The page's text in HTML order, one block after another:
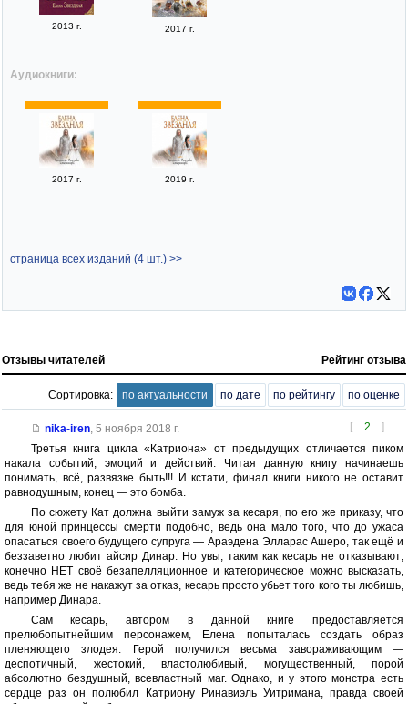
2013 г. 2017 г.
Аудиокниги:
2017 г. 2019 г.
страница всех изданий (4 шт.) >>
Отзывы читателей Рейтинг отзыва
Сортировка: по актуальности по дате по рейтингу по оценке
[ 2 ]
nika-iren, 5 ноября 2018 г.
Третья книга цикла «Катриона» от предыдущих отличается пиком
накала событий, эмоций и действий. Читая данную книгу начинаешь
понимать, всё, развязке быть!!! И кстати, финал книги никого не оставит
равнодушным, конец — это бомба.
По сюжету Кат должна выйти замуж за кесаря, по его же приказу, что
для юной принцессы смерти подобно, ведь она мало того, что до ужаса
опасаться своего будущего супруга — Араэдена Элларас Ашеро, так ещё и
беззаветно любит айсир Динар. Но увы, таким как кесарь не отказывают;
конечно НЕТ своё безапелляционное и категорическое можно высказать,
ведь тебя же не накажут за отказ, кесарь просто убьет того кого ты любишь,
например Динара.
Сам кесарь, автором в данной книге предоставляется
прелюбопытнейшим персонажем, Елена попыталась создать образ
пленяющего злодея. Герой получился весьма завораживающим —
деспотичный, жестокий, властолюбивый, могущественный, порой
абсолютно бездушный, всевластный маг. Однако, и у этого монстра есть
сердце раз он полюбил Катриону Ринавиэль Уитримана, правда своей